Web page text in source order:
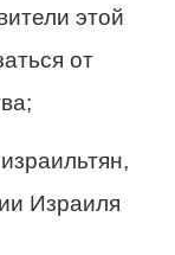
этой
от
Израиля